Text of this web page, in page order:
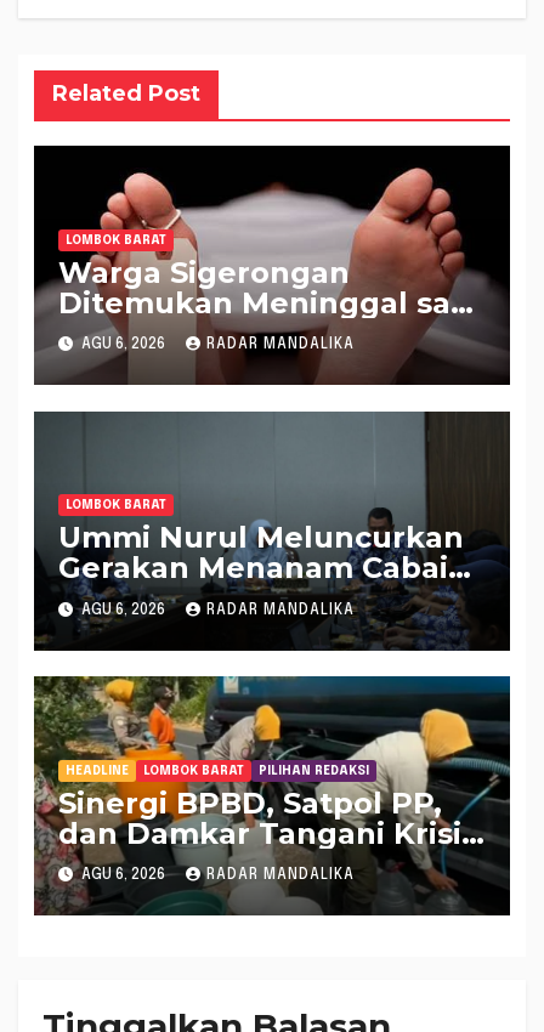
Related Post
LOMBOK BARAT
Warga Sigerongan
Ditemukan Meninggal saat
Setrum Ikan di Sungai
AGU 6, 2026 RADAR MANDALIKA
LOMBOK BARAT
Ummi Nurul Meluncurkan
Gerakan Menanam Cabai
Tangani Inflasi
AGU 6, 2026 RADAR MANDALIKA
HEADLINE LOMBOK BARAT PILIHAN REDAKSI
Sinergi BPBD, Satpol PP,
dan Damkar Tangani Krisis
Air Bersih di Lobar
AGU 6, 2026 RADAR MANDALIKA